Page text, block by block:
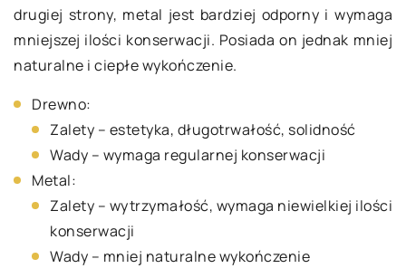
drugiej strony, metal jest bardziej odporny i wymaga
mniejszej ilości konserwacji. Posiada on jednak mniej
naturalne i ciepłe wykończenie.
Drewno:
Zalety – estetyka, długotrwałość, solidność
Wady – wymaga regularnej konserwacji
Metal:
Zalety – wytrzymałość, wymaga niewielkiej ilości
konserwacji
Wady – mniej naturalne wykończenie